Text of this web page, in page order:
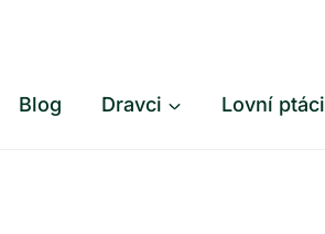
Blog Dravci Lovní ptáci